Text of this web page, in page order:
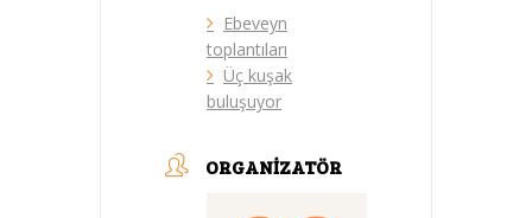
Ebeveyn
toplantıları
Üç kuşak
buluşuyor
ORGANIZATÖR